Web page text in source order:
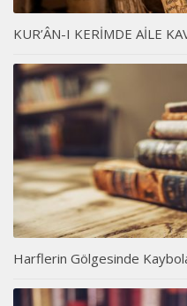
KUR’ÂN-I KERİMDE AİLE
Harflerin Gölgesinde